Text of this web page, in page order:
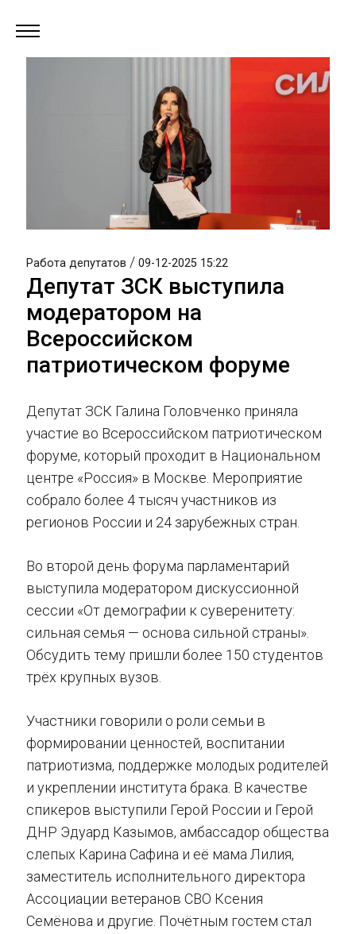
Работа депутатов / 09-12-2025 15:22
Депутат ЗСК выступила
модератором на
Всероссийском
патриотическом форуме
Депутат ЗСК Галина Головченко приняла
участие во Всероссийском патриотическом
форуме, который проходит в Национальном
центре «Россия» в Москве. Мероприятие
собрало более 4 тысяч участников из
регионов России и 24 зарубежных стран.
Во второй день форума парламентарий
выступила модератором дискуссионной
сессии «От демографии к суверенитету:
сильная семья — основа сильной страны».
Обсудить тему пришли более 150 студентов
трёх крупных вузов.
Участники говорили о роли семьи в
формировании ценностей, воспитании
патриотизма, поддержке молодых родителей
и укреплении института брака. В качестве
спикеров выступили Герой России и Герой
ДНР Эдуард Казымов, амбассадор общества
слепых Карина Сафина и её мама Лилия,
заместитель исполнительного директора
Ассоциации ветеранов СВО Ксения
Семёнова и другие. Почётным гостем стал